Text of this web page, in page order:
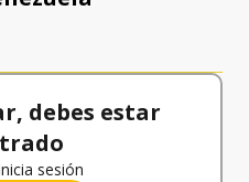
debes estar
sesión